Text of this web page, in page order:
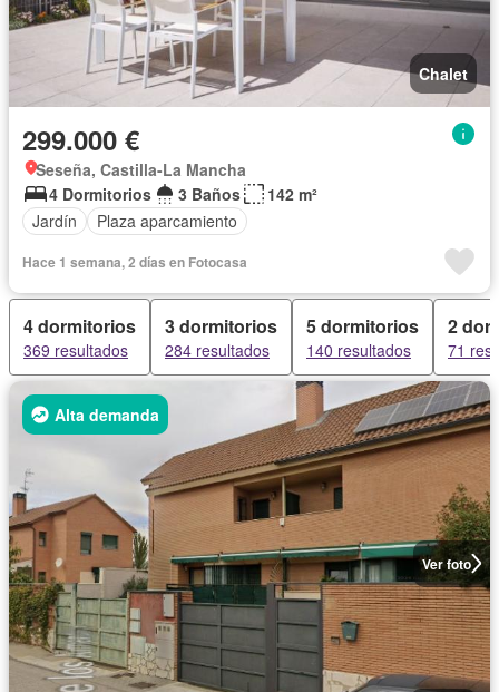
Chalet
299.000 €
Seseña, Castilla-La Mancha
4 Dormitorios
3 Baños
142 m²
Jardín
Plaza aparcamiento
Hace 1 semana, 2 días en Fotocasa
4 dormitorios
369 resultados
3 dormitorios
284 resultados
5 dormitorios
140 resultados
2
71
Ver foto
Alta demanda